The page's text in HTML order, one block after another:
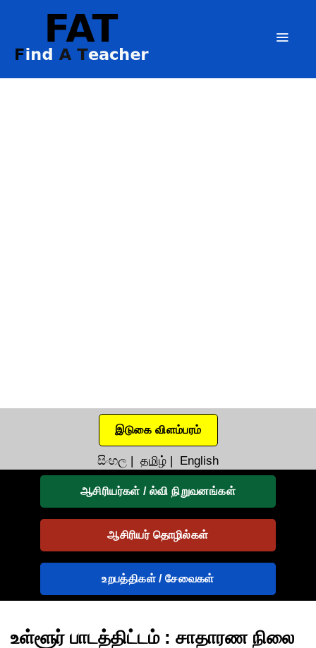
இடுகை விளம்பரம்
සිංහල | தமிழ் | English
ஆசிரியர்கள் / ல்வி நிறுவனங்கள்
ஆசிரியர் தொழில்கள்
உறபத்திகள் / சேவைகள்
உள்ளூர் பாடத்திட்டம் : சாதாரண நிலை